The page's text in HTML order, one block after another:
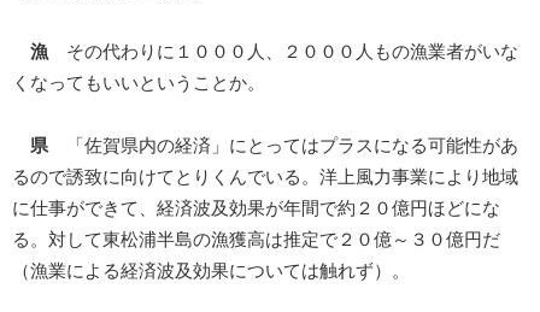
漁 その代わりに１０００人、２０００人もの漁業者がいな
くなってもいいということか。
県 「佐賀県内の経済」にとってはプラスになる可能性があ
るので誘致に向けてとりくんでいる。洋上風力事業により地域
に仕事ができて、経済波及効果が年間で約２０億円ほどにな
る。対して東松浦半島の漁獲高は推定で２０億～３０億円だ
（漁業による経済波及効果については触れず）。